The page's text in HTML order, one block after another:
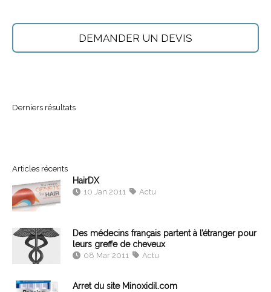
DEMANDER UN DEVIS
Derniers résultats
Articles récents
HairDX
10 Jan 2011 Actu
Des médecins français partent à l’étranger pour
leurs greffe de cheveux
08 Mar 2011 Actu
Arret du site Minoxidil.com